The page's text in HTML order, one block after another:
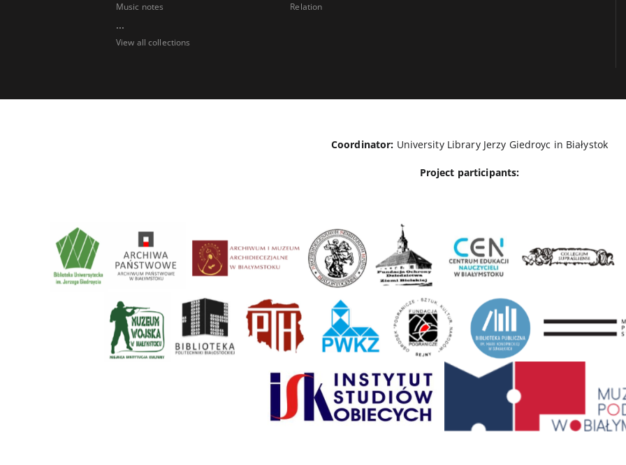
Music notes
...
View all collections
Relation
Coordinator: University Library Jerzy Giedroyc in Białystok
Project participants: